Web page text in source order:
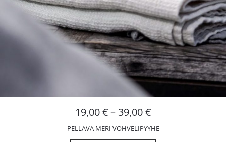
19,00€– 39,00€
PELLAVA MERI VOHVELIPYYHE